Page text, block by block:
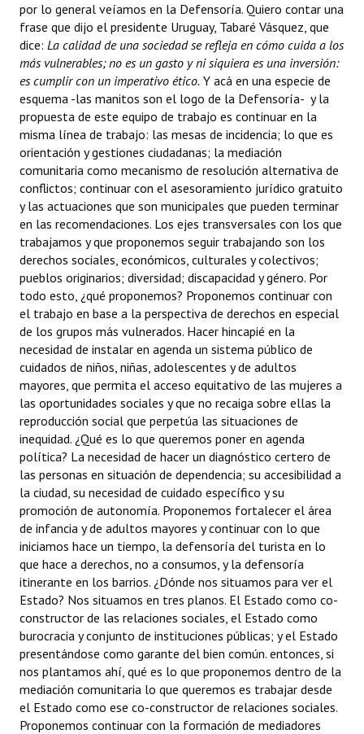
por lo general veíamos en la Defensoría. Quiero contar una
frase que dijo el presidente Uruguay, Tabaré Vásquez, que
dice: La calidad de una sociedad se refleja en cómo cuida a los
más vulnerables; no es un gasto y ni siquiera es una inversión:
es cumplir con un imperativo ético. Y acá en una especie de
esquema -las manitos son el logo de la Defensoría- y la
propuesta de este equipo de trabajo es continuar en la
misma línea de trabajo: las mesas de incidencia; lo que es
orientación y gestiones ciudadanas; la mediación
comunitaria como mecanismo de resolución alternativa de
conflictos; continuar con el asesoramiento jurídico gratuito
y las actuaciones que son municipales que pueden terminar
en las recomendaciones. Los ejes transversales con los que
trabajamos y que proponemos seguir trabajando son los
derechos sociales, económicos, culturales y colectivos;
pueblos originarios; diversidad; discapacidad y género. Por
todo esto, ¿qué proponemos? Proponemos continuar con
el trabajo en base a la perspectiva de derechos en especial
de los grupos más vulnerados. Hacer hincapié en la
necesidad de instalar en agenda un sistema público de
cuidados de niños, niñas, adolescentes y de adultos
mayores, que permita el acceso equitativo de las mujeres a
las oportunidades sociales y que no recaiga sobre ellas la
reproducción social que perpetúa las situaciones de
inequidad. ¿Qué es lo que queremos poner en agenda
política? La necesidad de hacer un diagnóstico certero de
las personas en situación de dependencia; su accesibilidad a
la ciudad, su necesidad de cuidado específico y su
promoción de autonomía. Proponemos fortalecer el área
de infancia y de adultos mayores y continuar con lo que
iniciamos hace un tiempo, la defensoría del turista en lo
que hace a derechos, no a consumos, y la defensoría
itinerante en los barrios. ¿Dónde nos situamos para ver el
Estado? Nos situamos en tres planos. El Estado como co-
constructor de las relaciones sociales, el Estado como
burocracia y conjunto de instituciones públicas; y el Estado
presentándose como garante del bien común. entonces, si
nos plantamos ahí, qué es lo que proponemos dentro de la
mediación comunitaria lo que queremos es trabajar desde
el Estado como ese co-constructor de relaciones sociales.
Proponemos continuar con la formación de mediadores